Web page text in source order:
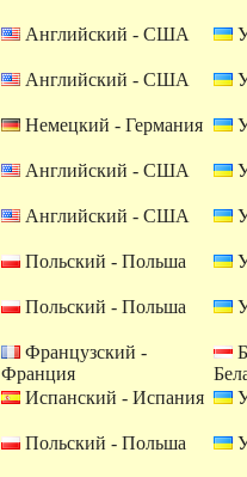
Английский - США
Английский - США
Немецкий - Германия
Английский - США
Английский - США
Польский - Польша
Польский - Польша
Французский -
Франция
Испанский - Испания
Польский - Польша